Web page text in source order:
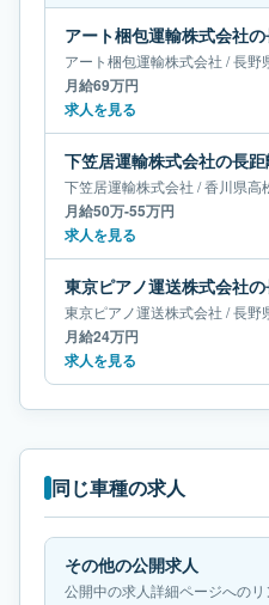
アート梱包運輸株式会社 /長野
月給69万円
求人を見る
下笠居運輸株式会社 /香川県高
月給50万-55万円
求人を見る
東京ピアノ運送株式会社 /長野
月給24万円
求人を見る
同じ車種の求人
その他の公開求人
公開中の求人詳細ページへのリ